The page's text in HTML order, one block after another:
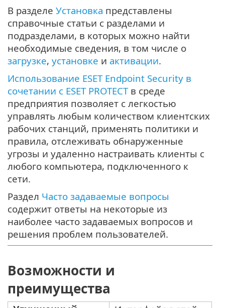
В разделе Установка представлены
справочные статьи с разделами и
подразделами, в которых можно найти
необходимые сведения, в том числе о
загрузке, установке и активации.
Использование ESET Endpoint Security в
сочетании с ESET PROTECTв среде
предприятия позволяет с легкостью
управлять любым количеством клиентских
рабочих станций, применять политики и
правила, отслеживать обнаруженные
угрозы и удаленно настраивать клиенты с
любого компьютера, подключенного к
сети.
Раздел Часто задаваемые вопросы
содержит ответы на некоторые из
наиболее часто задаваемых вопросов и
решения проблем пользователей.
Возможности и
преимущества